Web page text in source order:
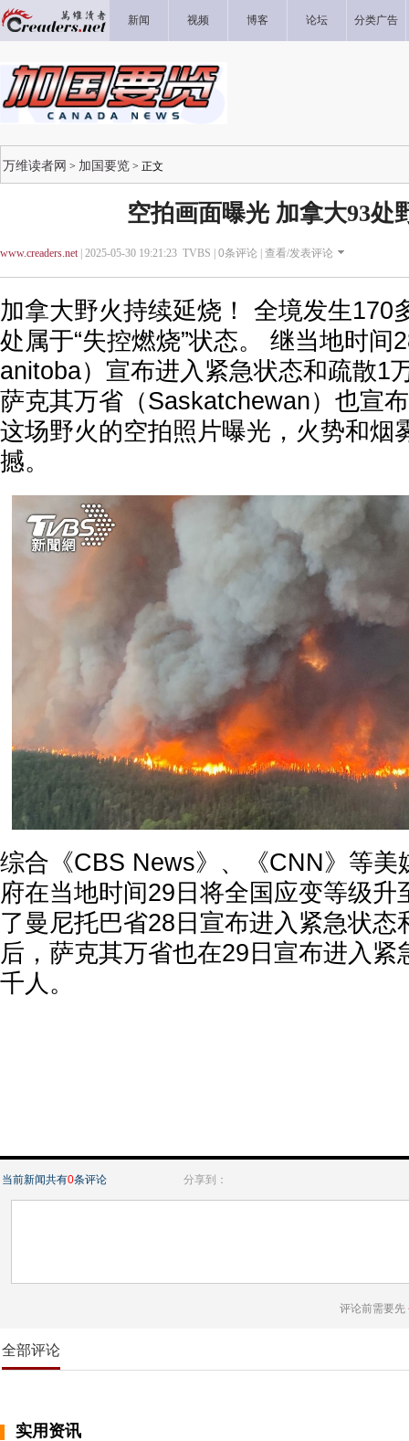
新闻 视频 博客 论坛 分类广告
万维读者网 > 加国要览 > 正文
空拍画面曝光 加拿大93处
www.creaders.net| 2025-05-30 19:21:23 TVBS | 0条评论 | 查看/发表评论
加拿大野火持续延烧！ 全境发生170
处属于“失控燃烧”状态。 继当地时间
anitoba）宣布进入紧急状态和疏散1
萨克其万省（Saskatchewan）也宣
这场野火的空拍照片曝光，火势和烟
撼。
综合《CBS News》、《CNN》等美
府在当地时间29日将全国应变等级升
了曼尼托巴省28日宣布进入紧急状态
后，萨克其万省也在29日宣布进入紧
千人。
当前新闻共有0条评论 分享到：
评论前需要先
全部评论
实用资讯